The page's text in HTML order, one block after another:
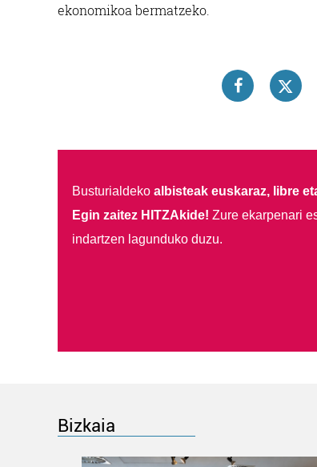
ekonomikoa bermatzeko.
Busturialdeko albisteak euskaraz, libre
Egin zaitez HITZAkide! Zure ekarpenari
indartzen lagunduko duzu.
Bizkaia